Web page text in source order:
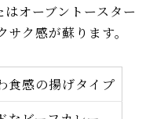
オーブントースター
ク感が蘇ります。
食感の揚げタイプ